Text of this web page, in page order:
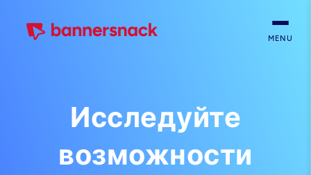
MENU
Исследуйте
возможности